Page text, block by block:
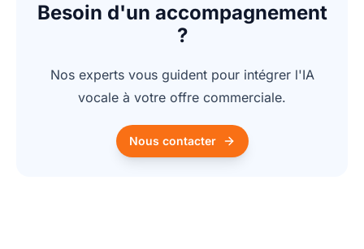
Besoin d'un accompagnement
?
Nos experts vous guident pour intégrer l'IA
vocale à votre offre commerciale.
Nous contacter